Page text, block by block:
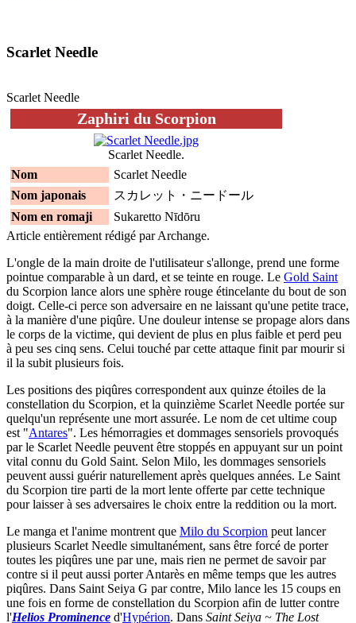
Scarlet Needle
Scarlet Needle
Zaphiri du Scorpion
Scarlet Needle.
Nom
Scarlet Needle
Nom japonais
スカレット・ニードール
Nom en romaji
Sukaretto Nīdōru
Article entièrement rédigé par Archange.
L'ongle de la main droite de l'utilisateur s'allonge, prend une forme
pointue comparable à un dard, et se teinte en rouge. Le Gold Saint
du Scorpion lance alors une sphère rouge étincelante du bout de son
doigt. Celle-ci perce son adversaire en ne laissant qu'une petite trace,
à la manière d'une piqûre. Une douleur intense se propage alors dans
le corps de la victime, qui devient de plus en plus faible et perd peu
à peu ses cinq sens. Celui touché par cette attaque finit par mourir si
il la subit plusieurs fois.
Les positions des piqûres correspondent aux quinze étoiles de la
constellation du Scorpion, et la quinzième Scarlet Needle portée sur
quelqu'un représente une mort assurée. Le nom de cet ultime coup
est "Antares". Les hémorragies et dommages sensoriels provoqués
par le Scarlet Needle peuvent être stoppés en appuyant sur un point
vital connu du Gold Saint. Selon Milo, les dommages sensoriels
peuvent aussi guérir naturellement après quelques années. Le Saint
du Scorpion tire parti de la mort lente offerte par cette technique
pour laisser à ses adversaires le choix entre la reddition ou la mort.
Le manga et l'anime montrent que Milo du Scorpion peut lancer
plusieurs Scarlet Needle simultanément, sans être forcé de porter
toutes les piqûres une par une, mais rien ne permet de savoir par
contre si il peut aussi porter Antarès en même temps que les autres
piqûres. Dans Saint Seiya G par contre, Milo lance les 15 coups en
une fois en forme de constellation du Scorpion afin de lutter contre
l'Helios Prominence d'Hypérion. Dans Saint Seiya ~ The Lost